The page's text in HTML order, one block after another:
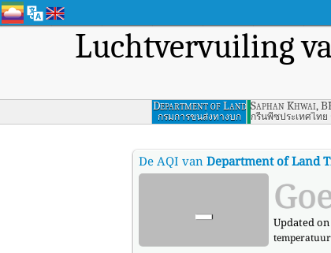
Luchtvervuiling
Department of Land
Transport, Bangkok
กรมการขนส่งทางบก
Saphan Khwai,
กรีนพีซประเทศไทย
De AQI van Department of Land
- Updated on